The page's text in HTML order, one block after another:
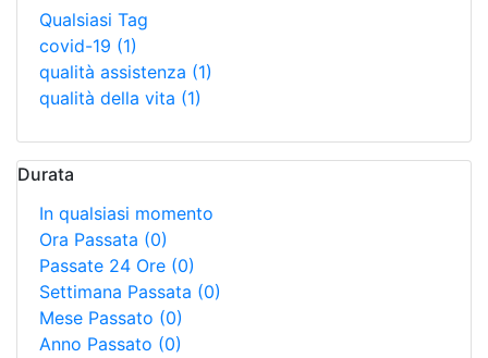
Qualsiasi Tag
covid-19 (1)
qualità assistenza (1)
qualità della vita (1)
Durata
In qualsiasi momento
Ora Passata (0)
Passate 24 Ore (0)
Settimana Passata (0)
Mese Passato (0)
Anno Passato (0)